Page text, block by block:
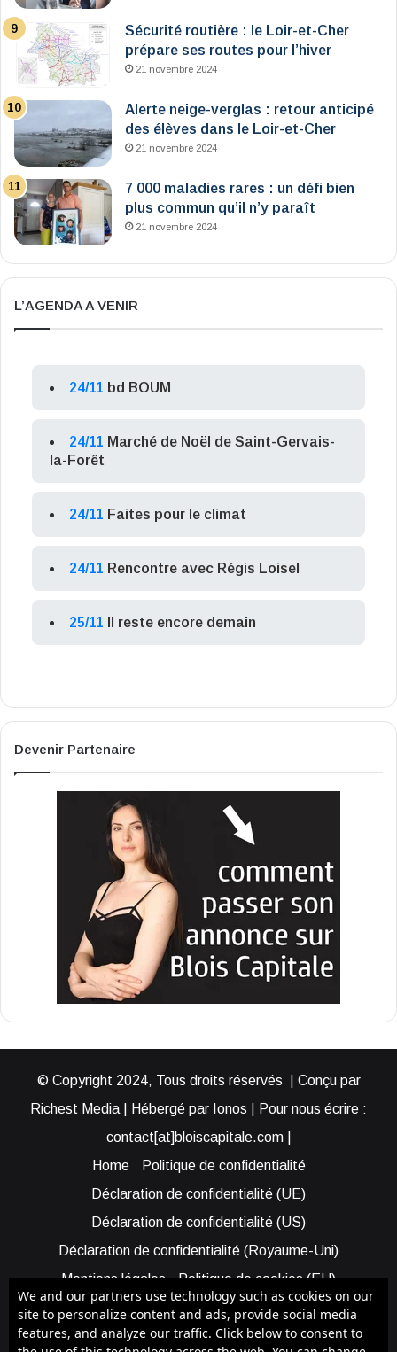
Sécurité routière : le Loir-et-Cher
prépare ses routes pour l’hiver
21 novembre 2024
Alerte neige-verglas : retour anticipé
des élèves dans le Loir-et-Cher
21 novembre 2024
7 000 maladies rares : un défi bien
plus commun qu’il n’y paraît
21 novembre 2024
L’AGENDA A VENIR
24/11 bd BOUM
24/11 Marché de Noël de Saint-Gervais-
la-Forêt
24/11 Faites pour le climat
24/11 Rencontre avec Régis Loisel
25/11 Il reste encore demain
Devenir Partenaire
© Copyright 2024, Tous droits réservés | Conçu par
Richest Media | Hébergé par Ionos | Pour nous écrire :
contact[at]bloiscapitale.com |
Home
Politique de confidentialité
Déclaration de confidentialité (UE)
Déclaration de confidentialité (US)
Déclaration de confidentialité (Royaume-Uni)
Mentions légales
Politique de cookies (EU)
Cookie Policy (AUS)
Cookie Policy (US)
Qui sommes-nous ?
Participer à Blois Capitale
We and our partners use technology such as cookies on our
site to personalize content and ads, provide social media
features, and analyze our traffic. Click below to consent to